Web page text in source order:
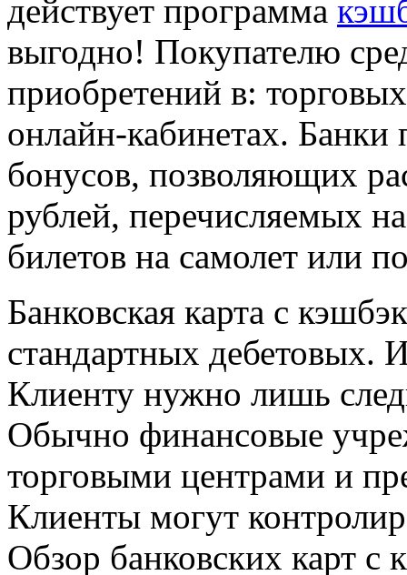
действует программа
выгодно! Покупателю
приобретений в:
онлайн-кабинетах. Банки
бонусов, позволяющих
рублей, перечисляемых
билетов на самолет или
Банковская карта с
стандартных дебетовых.
Клиенту нужно лишь
Обычно финансовые
торговыми центрами и
Клиенты могут
Обзор банковских карт с